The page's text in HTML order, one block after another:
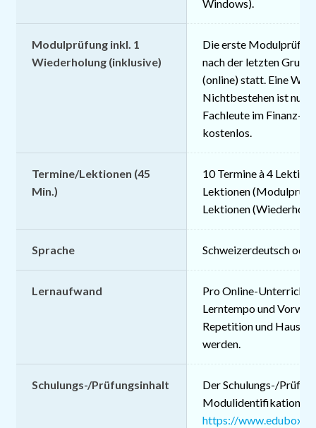
Windows).
Modulprüfung inkl. 1
Wiederholung (inklusive)
Die erste
nach der letzten
(online) statt. Eine
Nichtbestehen ist nur
Fachleute im Finanz-
kostenlos.
Termine/Lektionen (45
Min.)
10 Termine à 4
Lektionen
Lektionen
Sprache Schweizerdeutsch
Lernaufwand
Pro Online-
Lerntempo und
Repetition und
werden.
Schulungs-/Prüfungsinhalt
Der Schulungs-/
Modulidentifikation
https://